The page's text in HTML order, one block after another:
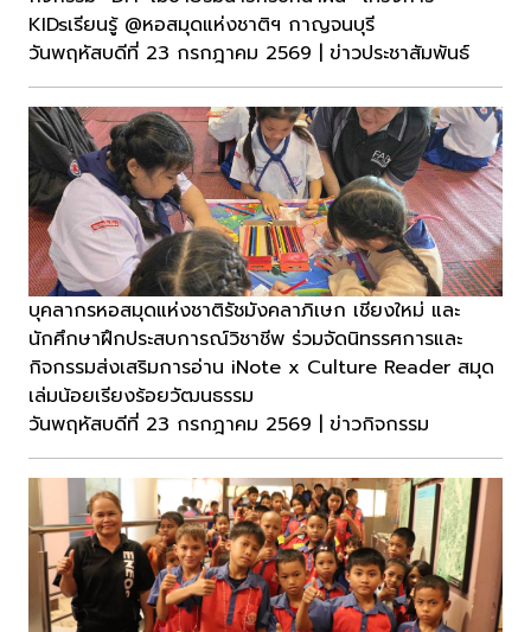
KIDsเรียนรู้ @หอสมุดแห่งชาติฯ กาญจนบุรี
วันพฤหัสบดีที่ 23 กรกฎาคม 2569 | ข่าวประชาสัมพันธ์
บุคลากรหอสมุดแห่งชาติรัชมังคลาภิเษก เชียงใหม่ และ
นักศึกษาฝึกประสบการณ์วิชาชีพ ร่วมจัดนิทรรศการและ
กิจกรรมส่งเสริมการอ่าน iNote x Culture Reader สมุด
เล่มน้อยเรียงร้อยวัฒนธรรม
วันพฤหัสบดีที่ 23 กรกฎาคม 2569 | ข่าวกิจกรรม